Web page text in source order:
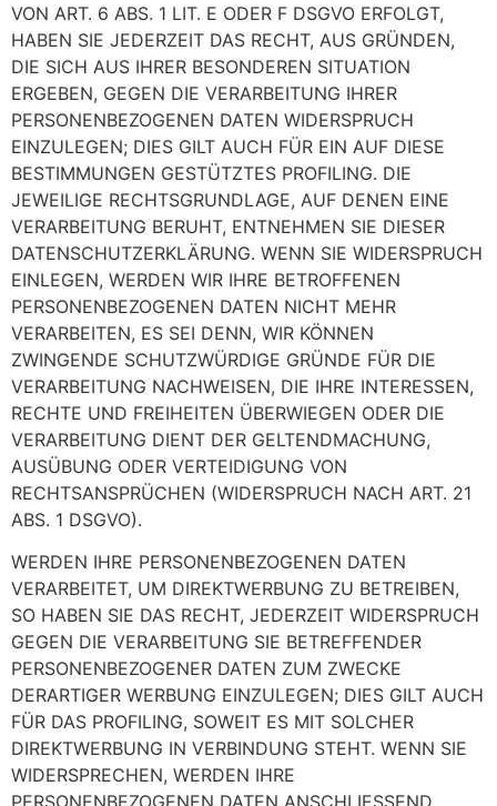
VON ART. 6 ABS. 1 LIT. E ODER F DSGVO ERFOLGT,
HABEN SIE JEDERZEIT DAS RECHT, AUS GRÜNDEN,
DIE SICH AUS IHRER BESONDEREN SITUATION
ERGEBEN, GEGEN DIE VERARBEITUNG IHRER
PERSONENBEZOGENEN DATEN WIDERSPRUCH
EINZULEGEN; DIES GILT AUCH FÜR EIN AUF DIESE
BESTIMMUNGEN GESTÜTZTES PROFILING. DIE
JEWEILIGE RECHTSGRUNDLAGE, AUF DENEN EINE
VERARBEITUNG BERUHT, ENTNEHMEN SIE DIESER
DATENSCHUTZERKLÄRUNG. WENN SIE WIDERSPRUCH
EINLEGEN, WERDEN WIR IHRE BETROFFENEN
PERSONENBEZOGENEN DATEN NICHT MEHR
VERARBEITEN, ES SEI DENN, WIR KÖNNEN
ZWINGENDE SCHUTZWÜRDIGE GRÜNDE FÜR DIE
VERARBEITUNG NACHWEISEN, DIE IHRE INTERESSEN,
RECHTE UND FREIHEITEN ÜBERWIEGEN ODER DIE
VERARBEITUNG DIENT DER GELTENDMACHUNG,
AUSÜBUNG ODER VERTEIDIGUNG VON
RECHTSANSPRÜCHEN (WIDERSPRUCH NACH ART. 21
ABS. 1 DSGVO).
WERDEN IHRE PERSONENBEZOGENEN DATEN
VERARBEITET, UM DIREKTWERBUNG ZU BETREIBEN,
SO HABEN SIE DAS RECHT, JEDERZEIT WIDERSPRUCH
GEGEN DIE VERARBEITUNG SIE BETREFFENDER
PERSONENBEZOGENER DATEN ZUM ZWECKE
DERARTIGER WERBUNG EINZULEGEN; DIES GILT AUCH
FÜR DAS PROFILING, SOWEIT ES MIT SOLCHER
DIREKTWERBUNG IN VERBINDUNG STEHT. WENN SIE
WIDERSPRECHEN, WERDEN IHRE